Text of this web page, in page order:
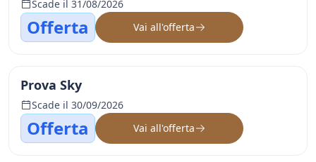
Scade il 31/08/2026
Offerta Vai all'offerta
Prova Sky
Scade il 30/09/2026
Offerta Vai all'offerta